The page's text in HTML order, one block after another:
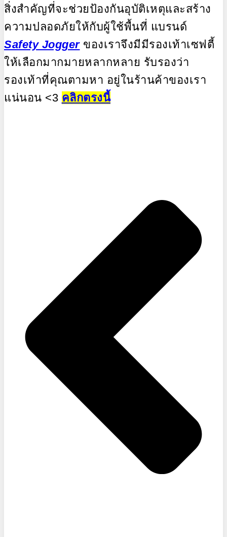
สิ่งสำคัญที่จะช่วยป้องกันอุบัติเหตุและสร้าง
ความปลอดภัยให้กับผู้ใช้พื้นที่ แบรนด์
Safety Joggerของเราจึงมีมีรองเท้าเซฟตี้
ให้เลือกมากมายหลากหลาย รับรองว่า
รองเท้าที่คุณตามหา อยู่ในร้านค้าของเรา
แน่นอน <3 คลิกตรงนี้